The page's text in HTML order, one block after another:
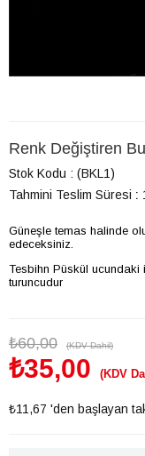
Renk Değiştiren
Stok Kodu
(BKL1)
Tahmini Teslim Süresi :
Güneşle temas halinde
edeceksiniz.
Tesbihn Püskül ucundaki
turuncudur
₺60,00 (KDV Dahil)
₺35,00 (KDV
₺11,67 'den başlayan